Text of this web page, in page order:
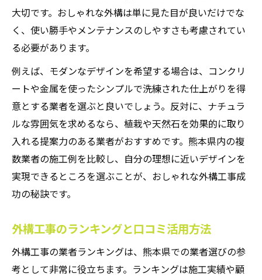
大切です。おしゃれな外構は単に見た目が良いだけでな
く、使い勝手やメンテナンスのしやすさも考慮されてい
る必要があります。
例えば、モダンなデザインを希望する場合は、コンクリ
ートや金属を使ったシンプルで洗練された仕上がりを得
意とする業者を選ぶと良いでしょう。反対に、ナチュラ
ルな雰囲気を求めるなら、植栽や天然石を効果的に取り
入れる提案力のある業者がおすすめです。熊本県内の複
数業者の施工例を比較し、自分の理想に近いデザインを
実現できるところを選ぶことが、おしゃれな外構工事成
功の秘訣です。
外構工事のランキングと口コミ活用方法
外構工事の業者ランキングは、熊本県での業者選びの参
考として非常に役立ちます。ランキングは施工実績や顧